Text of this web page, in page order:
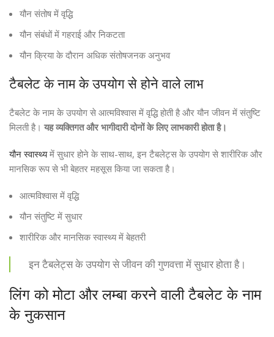
यौन संतोष में वृद्धि
यौन संबंधों में गहराई और निकटता
यौन क्रिया के दौरान अधिक संतोषजनक अनुभव
टैबलेट के नाम के उपयोग से होने वाले लाभ
टैबलेट के नाम के उपयोग से आत्मविश्वास में वृद्धि होती है और यौन जीवन में संतुष्टि
मिलती है। यह व्यक्तिगत और भागीदारी दोनों के लिए लाभकारी होता है।
यौन स्वास्थ्यमें सुधार होने के साथ-साथ, इन टैबलेट्स के उपयोग से शारीरिक और
मानसिक रूप से भी बेहतर महसूस किया जा सकता है।
आत्मविश्वास में वृद्धि
यौन संतुष्टि में सुधार
शारीरिक और मानसिक स्वास्थ्य में बेहतरी
इन टैबलेट्स के उपयोग से जीवन की गुणवत्ता में सुधार होता है।
लिंग को मोटा और लम्बा करने वाली टैबलेट के नाम
के नुकसान